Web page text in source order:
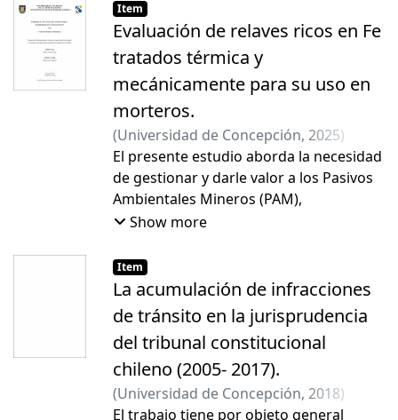
Item
Evaluación de relaves ricos en Fe
tratados térmica y
mecánicamente para su uso en
morteros.
(Universidad de Concepción, 2025)
Carmona Opazo, Francisca Valentina;
Gómez Espina, Roberto
El presente estudio aborda la necesidad
de gestionar y darle valor a los Pasivos
Ambientales Mineros (PAM),
concentrado en el análisis de los relaves
industria minera chilena, cuya
acumulación representa un desafío
logístico, ambiental y económico. Bajo el
término de economía circular y
simbiosis industrial, esta investigación
tuvo como propósito demostrar la
factibilidad técnica de transformar
estos residuos mediante procesos de
Show more
Item
La acumulación de infracciones
de tránsito en la jurisprudencia
del tribunal constitucional
chileno (2005- 2017).
(Universidad de Concepción, 2018)
Farías Torres, Pamela Aileen;Maturana
El trabajo tiene por objeto general